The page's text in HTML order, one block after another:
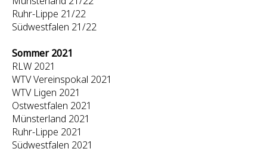
Ruhr-Lippe 21/22
Südwestfalen 21/22
Sommer 2021
RLW 2021
WTV Vereinspokal 2021
WTV Ligen 2021
Ostwestfalen 2021
Münsterland 2021
Ruhr-Lippe 2021
Südwestfalen 2021